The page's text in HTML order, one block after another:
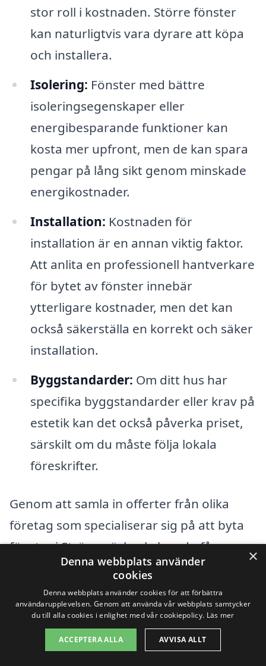
stor roll i kostnaden. Större fönster
kan naturligtvis vara dyrare att köpa
och installera.
Isolering: Fönster med bättre
isoleringsegenskaper eller
energibesparande funktioner kan
kosta mer upfront, men de kan spara
pengar på lång sikt genom minskade
energikostnader.
Installation: Kostnaden för
installation är en annan viktig faktor.
Att anlita en professionell hantverkare
för bytet av fönster innebär
ytterligare kostnader, men det kan
också säkerställa en korrekt och säker
installation.
Byggstandarder: Om ditt hus har
specifika byggstandarder eller krav på
estetik kan det också påverka priset,
särskilt om du måste följa lokala
föreskrifter.
Genom att samla in offerter från olika
företag som specialiserar sig på att byta
fönster i Strömsnäsbruk, kan du få en
bättre förståelse för det pris du kan
förvänta dig. Det är en bra idé att jämföra
pris och tjänster för att hitta det bästa
erbjudandet för just dina behov.
Kundrecensioner och referenser kan
×
Denna webbplats använder
cookies
Denna webbplats använder cookies för att förbättra
användarupplevelsen. Genom att använda vår webbplats samtycker
du till alla cookies i enlighet med vår cookiepolicy. Läs mer
ACCEPTERA ALLA AVVISA ALLT